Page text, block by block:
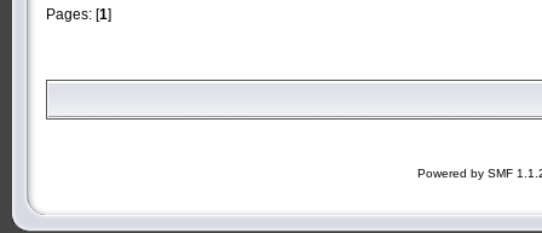
Pages: [1]
Powered by SMF